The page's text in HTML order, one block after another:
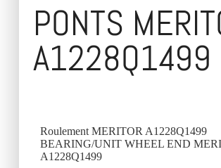
PONTS
A1228Q1499
Roulement MERITOR A1228Q1499
BEARING/UNIT WHEEL END
A1228Q1499